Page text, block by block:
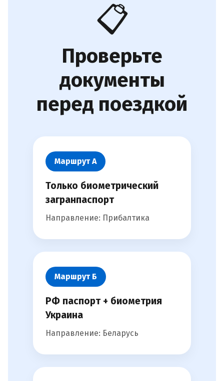
📋
Проверьте
документы
перед поездкой
Маршрут А
Только биометрический
загранпаспорт
Направление: Прибалтика
Маршрут Б
РФ паспорт + биометрия
Украина
Направление: Беларусь